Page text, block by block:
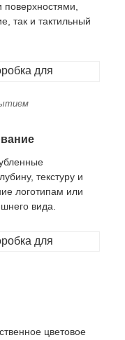
поверхностями,
так и тактильный
текстуру и
логотипам или
вида.
цветовое